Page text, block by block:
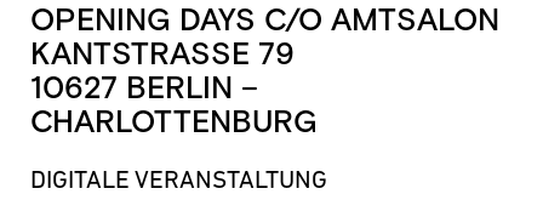
OPENING DAYS C/O AMTSALON
KANTSTRASSE 79
10627 BERLIN –
CHARLOTTENBURG
DIGITALE VERANSTALTUNG